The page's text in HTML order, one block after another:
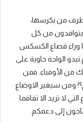
من يكرسها،
يتوافدون من كل
وراء قصاع الكسكس
الواحة خاوية على
من الأوفياء. فمن
ومن سيغير الاوضاع
لا تزيد الا تفاقما
إلى دعمكم.